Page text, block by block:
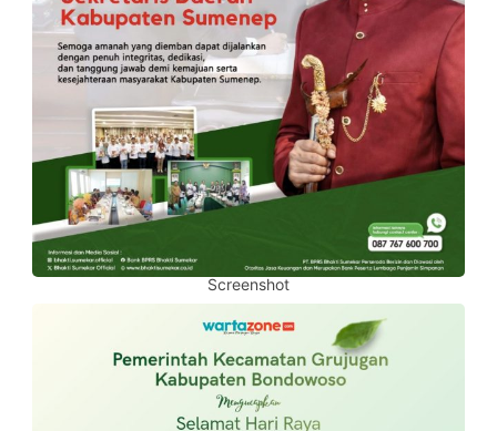
Screenshot